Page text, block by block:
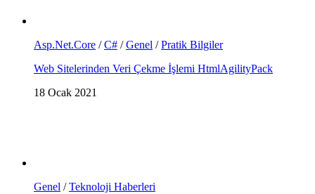
Asp.Net.Core /C# /Genel /Pratik Bilgiler
Web Sitelerinden Veri Çekme İşlemi HtmlAgilityPack
18 Ocak 2021
Genel /Teknoloji Haberleri